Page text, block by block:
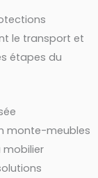
le transport et
étapes du
monte-meubles
mobilier